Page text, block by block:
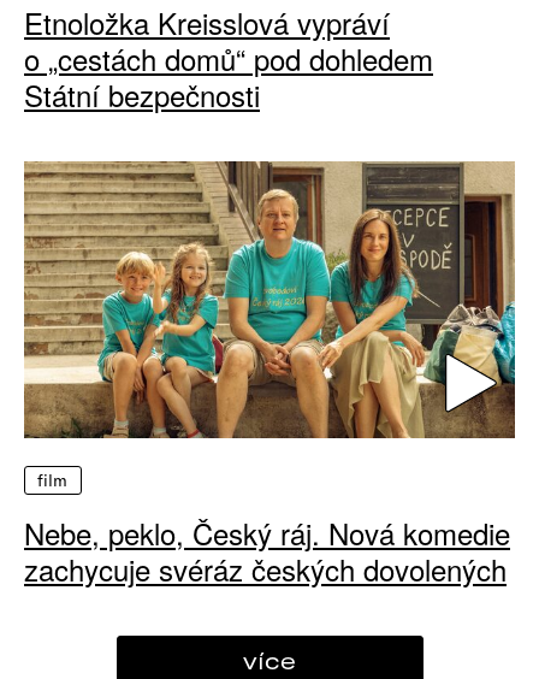
Etnoložka Kreisslová vypráví
o „cestách domů“ pod dohledem
Státní bezpečnosti
film
Nebe, peklo, Český ráj. Nová komedie
zachycuje svéráz českých dovolených
více